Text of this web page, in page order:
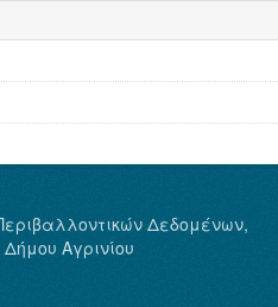
Δεδομένων,
Αγρινίου